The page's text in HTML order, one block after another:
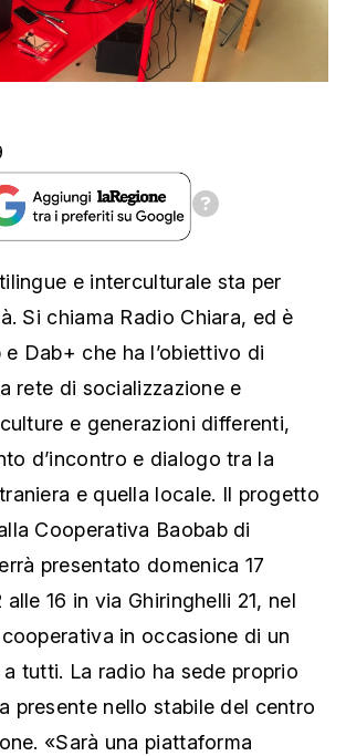
e interculturale sta per
Si chiama Radio Chiara, ed è
Dab+ che ha l’obiettivo di
rete di socializzazione e
e generazioni differenti,
d’incontro e dialogo tra la
e quella locale. Il progetto
Cooperativa Baobab di
presentato domenica 17
alle 16 in via Ghiringhelli 21, nel
in occasione di un
tutti. La radio ha sede proprio
presente nello stabile del centro
«Sarà una piattaforma